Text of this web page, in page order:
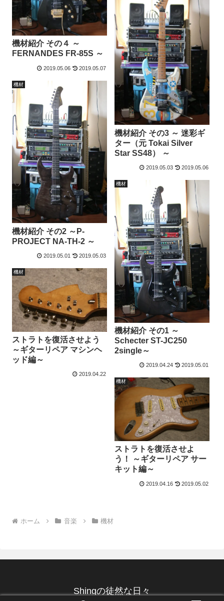
機材紹介 その４ ～
FERNANDES FR-85S ～
2019.05.06 2019.05.07
機材紹介 その3 ～ 迷彩ギ
ター（元 Tokai Silver
Star SS48） ～
2019.05.03 2019.05.06
機材
機材紹介 その2 ～P-
PROJECT NA-TH-2 ～
2019.05.01 2019.05.03
機材
機材紹介 その1 ～
Schecter ST-JC250
2single～
2019.04.24 2019.05.01
機材
ストラトを復活させよう
～ギターリペア マシンヘ
ッド編～
2019.04.22
機材
ストラトを復活させよ
う！ ～ギターリペア サー
キット編～
2019.04.16 2019.05.02
ホーム 音楽 機材
Shingの徒然な日々